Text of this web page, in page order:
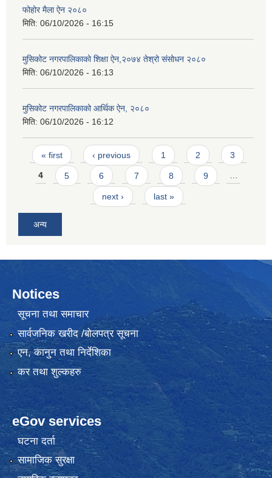
फोहोर मैला ऐन २०८०
मिति: 06/10/2026 - 16:15
मुसिकोट नगरपालिकाको शिक्षा ऐन,२०७४ तेश्रो संसोधन २०८०
मिति: 06/10/2026 - 16:13
मुसिकोट नगरपालिकाको आर्थिक ऐन, २०८०
मिति: 06/10/2026 - 16:12
Pages
« first ‹ previous 1 2 3
4 5 6 7 8 9 …
next › last »
अन्य
Notices
सूचना तथा समाचार
सार्वजनिक खरीद /बोलपत्र सूचना
एन, कानुन तथा निर्देशिका
कर तथा शुल्कहरु
eGov services
घटना दर्ता
सामाजिक सुरक्षा